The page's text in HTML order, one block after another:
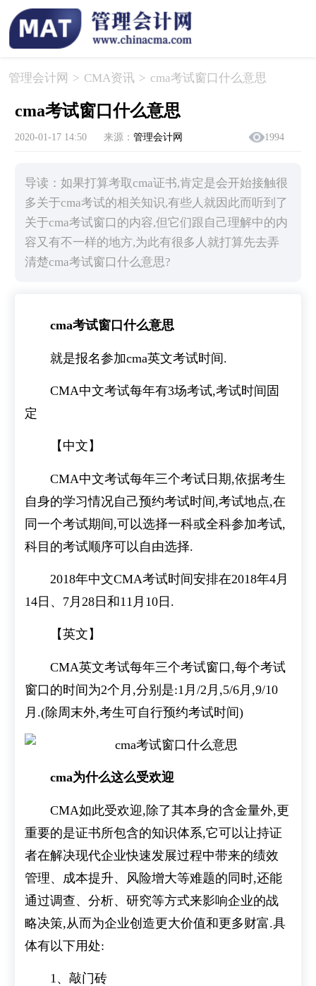
管理会计网 > CMA资讯 > ​cma考试窗口什么意思
​cma考试窗口什么意思
2020-01-17 14:50 来源： 管理会计网 1994
导读：如果打算考取cma证书,肯定是会开始接触很
多关于cma考试的相关知识,有些人就因此而听到了
关于cma考试窗口的内容,但它们跟自己理解中的内
容又有不一样的地方,为此有很多人就打算先去弄
清楚cma考试窗口什么意思?
cma考试窗口什么意思
就是报名参加cma英文考试时间.
CMA中文考试每年有3场考试,考试时间固
定
【中文】
CMA中文考试每年三个考试日期,依据考生
自身的学习情况自己预约考试时间,考试地点,在
同一个考试期间,可以选择一科或全科参加考试,
科目的考试顺序可以自由选择.
2018年中文CMA考试时间安排在2018年4月
14日、7月28日和11月10日.
【英文】
CMA英文考试每年三个考试窗口,每个考试
窗口的时间为2个月,分别是:1月/2月,5/6月,9/10
月.(除周末外,考生可自行预约考试时间)
cma为什么这么受欢迎
CMA如此受欢迎,除了其本身的含金量外,更
重要的是证书所包含的知识体系,它可以让持证
者在解决现代企业快速发展过程中带来的绩效
管理、成本提升、风险增大等难题的同时,还能
通过调查、分析、研究等方式来影响企业的战
略决策,从而为企业创造更大价值和更多财富.具
体有以下用处:
1、敲门砖